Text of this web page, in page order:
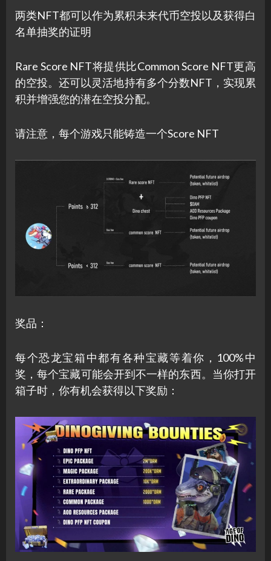
两类NFT都可以作为累积未来代币空投以及获得白
名单抽奖的证明
Rare Score NFT将提供比Common Score NFT更高
的空投。还可以灵活地持有多个分数NFT，实现累
积并增强您的潜在空投分配。
请注意，每个游戏只能铸造一个Score NFT
奖品：
每个恐龙宝箱中都有各种宝藏等着你，100%中
奖，每个宝藏可能会开到不一样的东西。当你打开
箱子时，你有机会获得以下奖励：